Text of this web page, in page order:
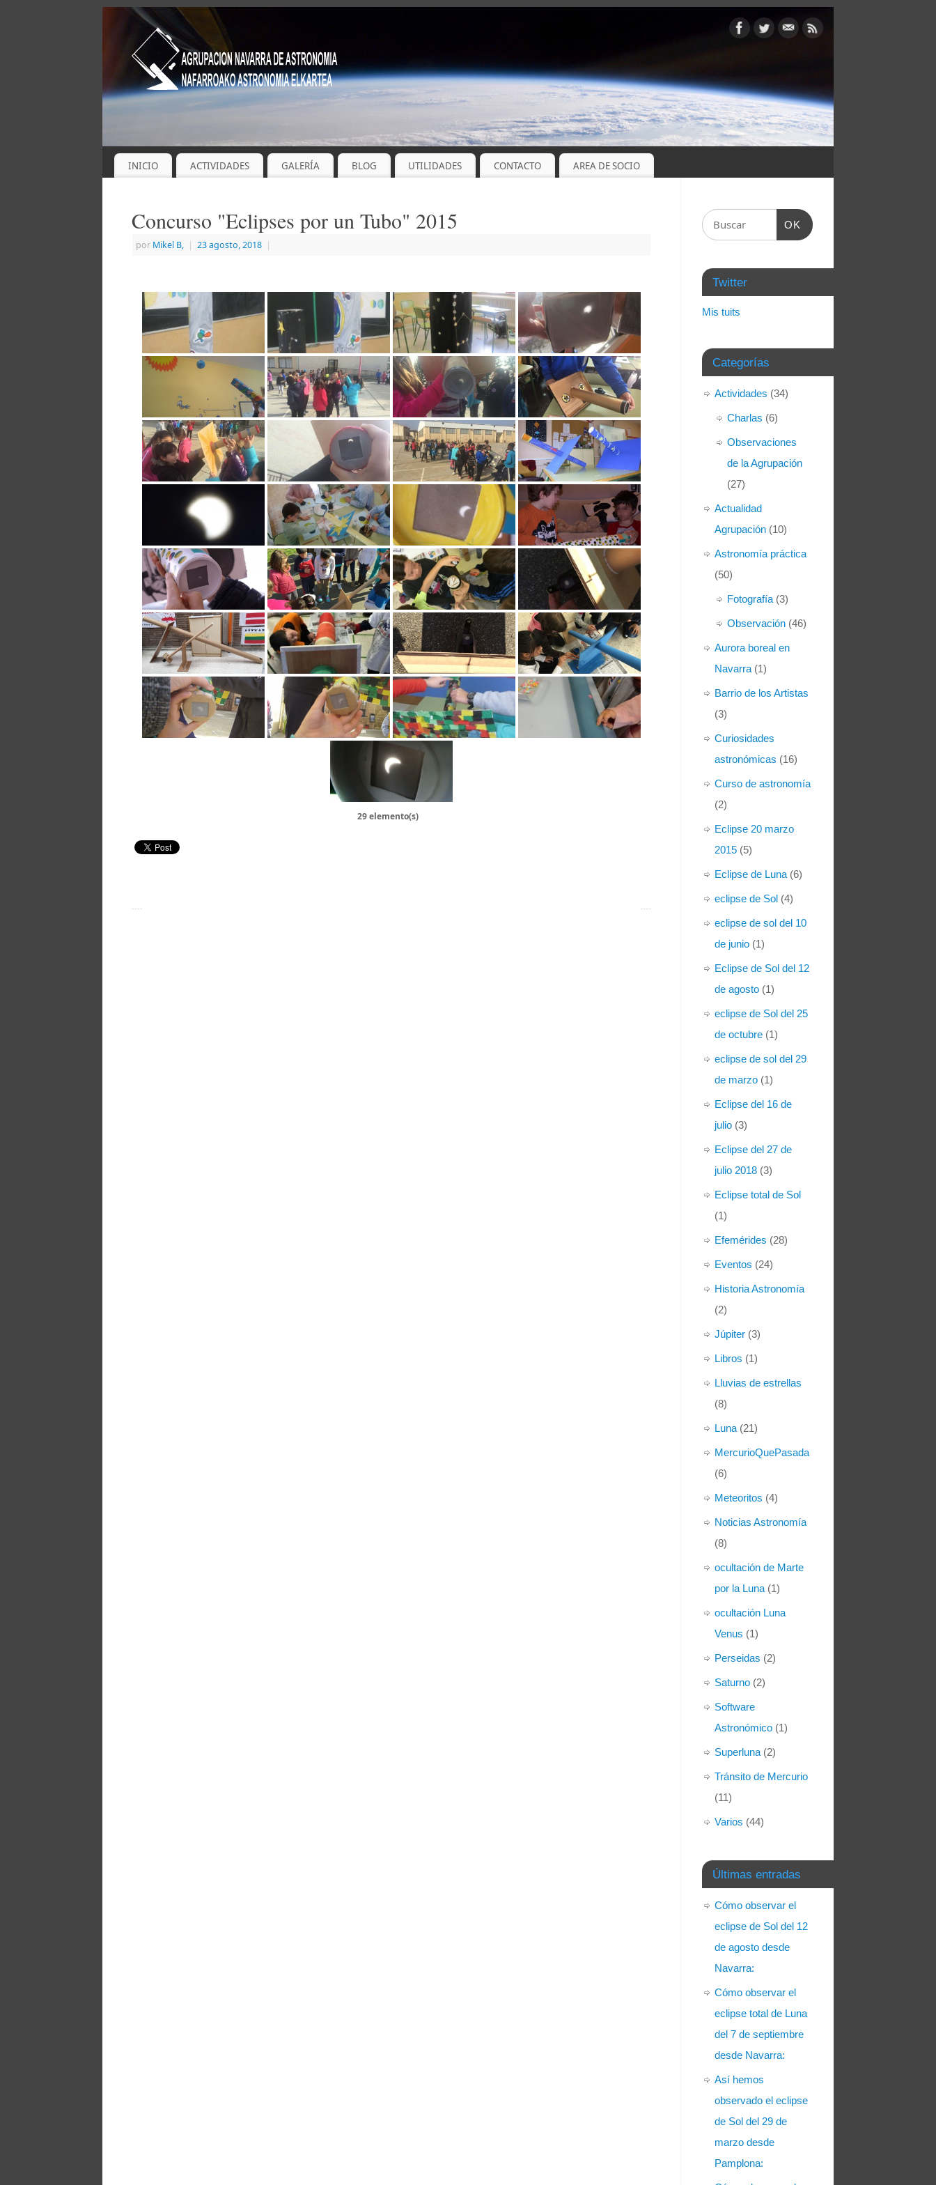
INICIO ACTIVIDADES GALERÍA BLOG UTILIDADES CONTACTO AREA DE SOCIO
Concurso "Eclipses por un Tubo" 2015
por Mikel B, | 23 agosto, 2018 |
29 elemento(s)
OK
Twitter
Mis tuits
Categorías
Actividades (34)
Charlas (6)
Observaciones
de la Agrupación
(27)
Actualidad
Agrupación (10)
Astronomía práctica
(50)
Fotografía (3)
Observación (46)
Aurora boreal en
Navarra (1)
Barrio de los Artistas
(3)
Curiosidades
astronómicas (16)
Curso de astronomía
(2)
Eclipse 20 marzo
2015 (5)
Eclipse de Luna (6)
eclipse de Sol (4)
eclipse de sol del 10
de junio (1)
Eclipse de Sol del 12
de agosto (1)
eclipse de Sol del 25
de octubre (1)
eclipse de sol del 29
de marzo (1)
Eclipse del 16 de
julio (3)
Eclipse del 27 de
julio 2018 (3)
Eclipse total de Sol
(1)
Efemérides (28)
Eventos (24)
Historia Astronomía
(2)
Júpiter (3)
Libros (1)
Lluvias de estrellas
(8)
Luna (21)
MercurioQuePasada
(6)
Meteoritos (4)
Noticias Astronomía
(8)
ocultación de Marte
por la Luna (1)
ocultación Luna
Venus (1)
Perseidas (2)
Saturno (2)
Software
Astronómico (1)
Superluna (2)
Tránsito de Mercurio
(11)
Varios (44)
Últimas entradas
Cómo observar el
eclipse de Sol del 12
de agosto desde
Navarra:
Cómo observar el
eclipse total de Luna
del 7 de septiembre
desde Navarra:
Así hemos
observado el eclipse
de Sol del 29 de
marzo desde
Pamplona: